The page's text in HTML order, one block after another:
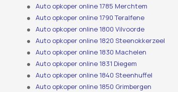
Auto opkoper online 1785 Merchtem
Auto opkoper online 1790 Teralfene
Auto opkoper online 1800 Vilvoorde
Auto opkoper online 1820 Steenokkerzeel
Auto opkoper online 1830 Machelen
Auto opkoper online 1831 Diegem
Auto opkoper online 1840 Steenhuffel
Auto opkoper online 1850 Grimbergen